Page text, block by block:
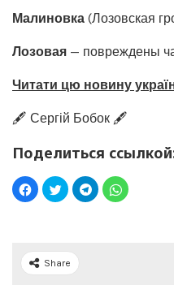
Малиновка (Лозовская
Лозовая — повреждены
Читати цю новину
🖋️ Сергій Бобок 🖋️
Поделиться
Share